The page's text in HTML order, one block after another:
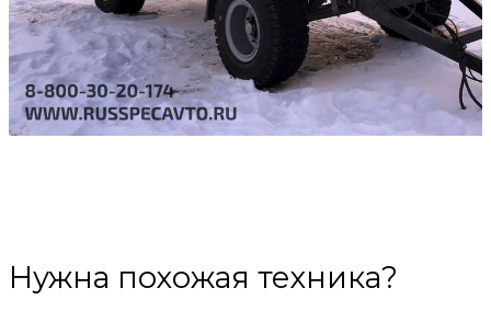
Нужна похожая техника?